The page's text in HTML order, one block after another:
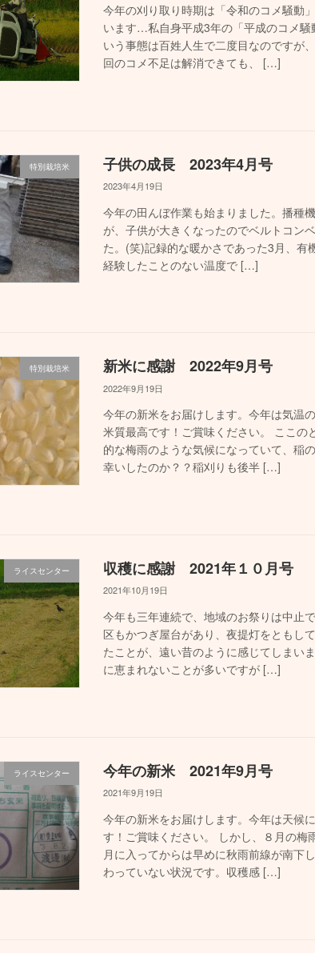
今年の刈り取り時期は「令和のコメ騒動
います…私自身平成3年の「平成のコメ騒
いう事態は百姓人生で二度目なのですが
回のコメ不足は解消できても、 […]
特別栽培米 子供の成長 2023年4月号
2023年4月19日
今年の田んぼ作業も始まりました。播種
が、子供が大きくなったのでベルトコン
た。(笑)記録的な暖かさであった3月、有
経験したことのない温度で […]
特別栽培米 新米に感謝 2022年9月号
2022年9月19日
今年の新米をお届けします。今年は気温
米質最高です！ご賞味ください。 ここの
的な梅雨のような気候になっていて、稲
幸いしたのか？？稲刈りも後半 […]
ライスセンター 収穫に感謝 2021年１０月号
2021年10月19日
今年も三年連続で、地域のお祭りは中止
区もかつぎ屋台があり、夜提灯をともし
たことが、遠い昔のように感じてしまい
に恵まれないことが多いですが […]
ライスセンター 今年の新米 2021年9月号
2021年9月19日
今年の新米をお届けします。今年は天候
す！ご賞味ください。 しかし、８月の梅
月に入ってからは早めに秋雨前線が南下
わっていない状況です。収穫感 […]